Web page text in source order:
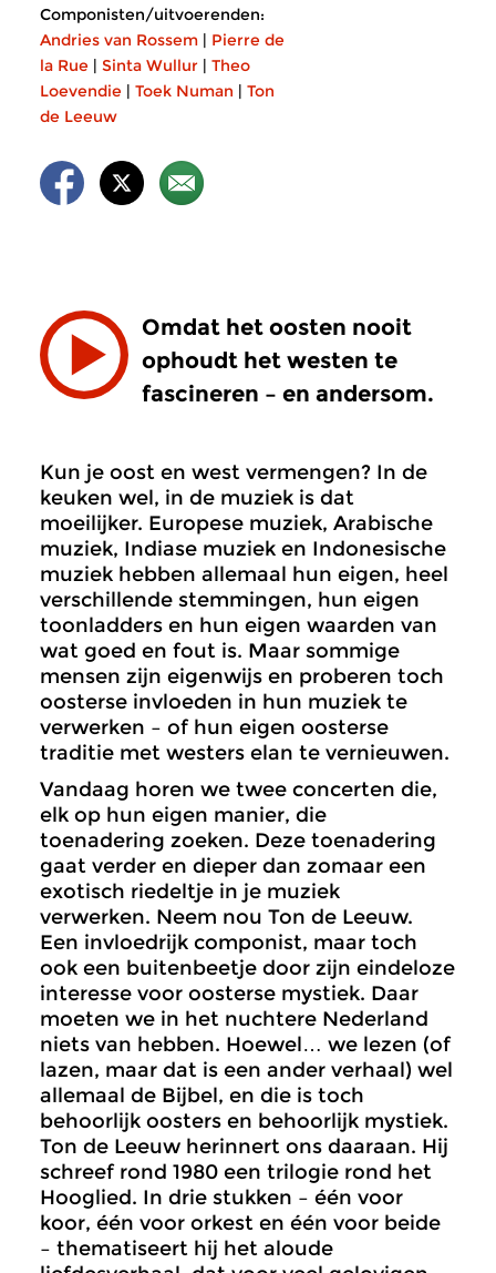
Componisten/uitvoerenden:
Andries van Rossem | Pierre de
la Rue | Sinta Wullur | Theo
Loevendie | Toek Numan | Ton
de Leeuw
Omdat het oosten nooit
ophoudt het westen te
fascineren – en andersom.
Kun je oost en west vermengen? In de
keuken wel, in de muziek is dat
moeilijker. Europese muziek, Arabische
muziek, Indiase muziek en Indonesische
muziek hebben allemaal hun eigen, heel
verschillende stemmingen, hun eigen
toonladders en hun eigen waarden van
wat goed en fout is. Maar sommige
mensen zijn eigenwijs en proberen toch
oosterse invloeden in hun muziek te
verwerken – of hun eigen oosterse
traditie met westers elan te vernieuwen.
Vandaag horen we twee concerten die,
elk op hun eigen manier, die
toenadering zoeken. Deze toenadering
gaat verder en dieper dan zomaar een
exotisch riedeltje in je muziek
verwerken. Neem nou Ton de Leeuw.
Een invloedrijk componist, maar toch
ook een buitenbeetje door zijn eindeloze
interesse voor oosterse mystiek. Daar
moeten we in het nuchtere Nederland
niets van hebben. Hoewel… we lezen (of
lazen, maar dat is een ander verhaal) wel
allemaal de Bijbel, en die is toch
behoorlijk oosters en behoorlijk mystiek.
Ton de Leeuw herinnert ons daaraan. Hij
schreef rond 1980 een trilogie rond het
Hooglied. In drie stukken – één voor
koor, één voor orkest en één voor beide
– thematiseert hij het aloude